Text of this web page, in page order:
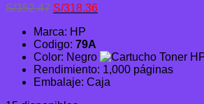
S/352.47 El
original
era:
S/352.47.
S/318.36El
S/318.36.
Marca: HP
Codigo: 79A
Color: Negro
Rendimiento: 1,000 páginas
Embalaje: Caja